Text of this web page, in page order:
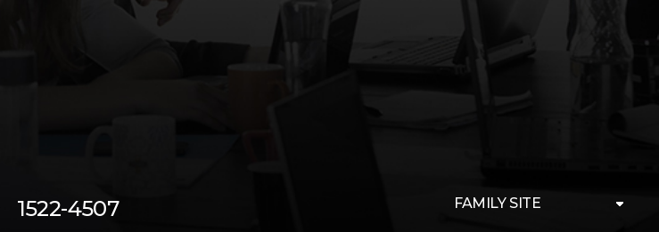
1522-4507 FAMILY SITE